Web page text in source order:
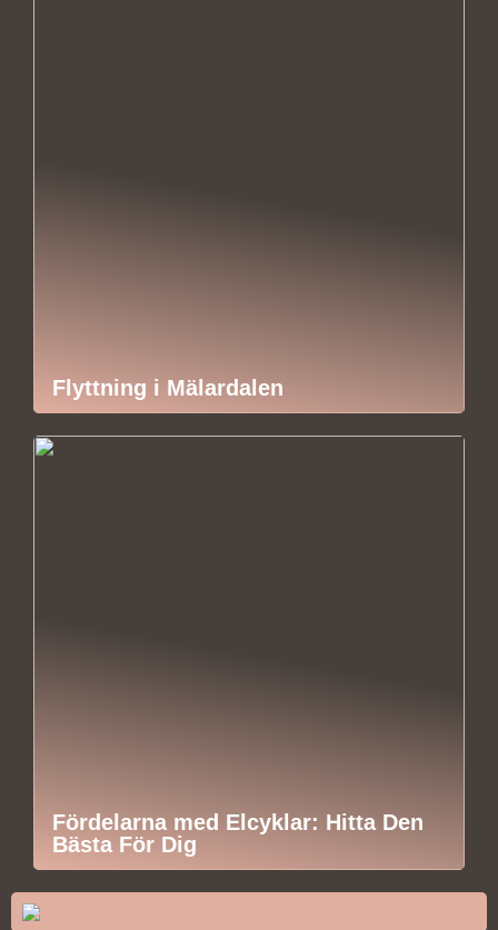
Flyttning i Mälardalen
Fördelarna med Elcyklar: Hitta Den
Bästa För Dig